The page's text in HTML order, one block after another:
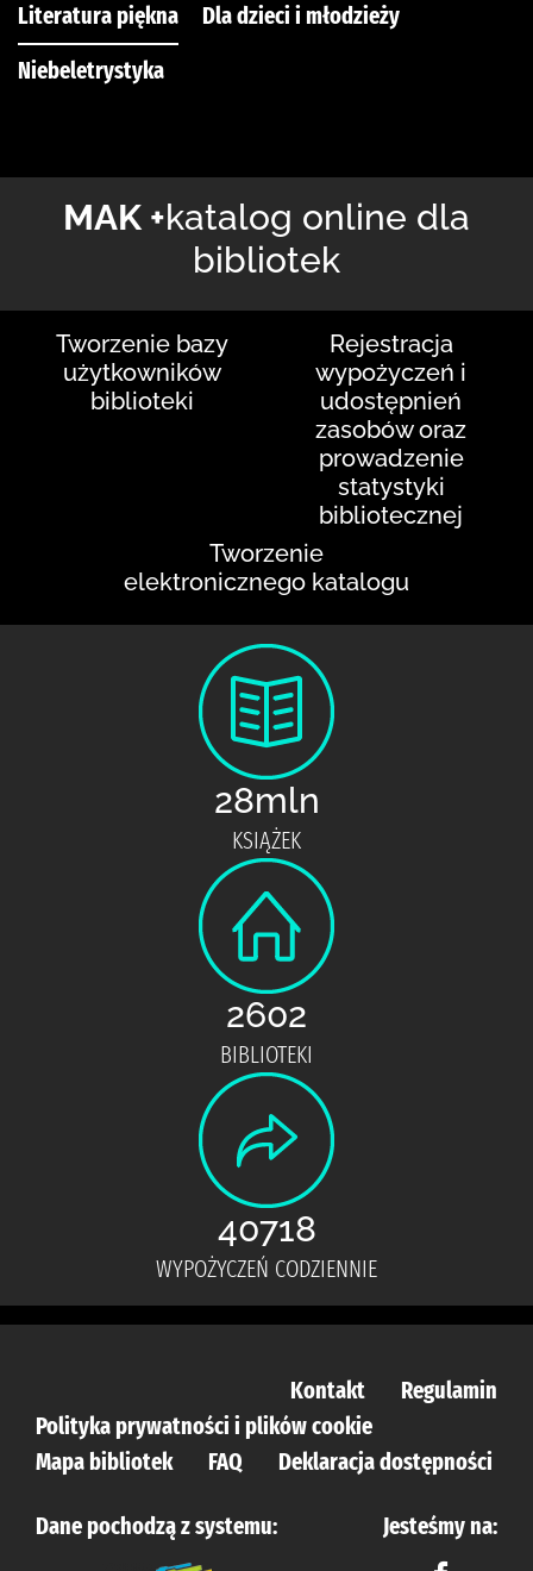
Literatura piękna
Dla dzieci i młodzieży
Niebeletrystyka
MAK +katalog online dla
bibliotek
Tworzenie bazy
użytkowników
biblioteki
Rejestracja
wypożyczeń i
udostępnień
zasobów oraz
prowadzenie
statystyki
bibliotecznej
Tworzenie
elektronicznego katalogu
28mln
KSIĄŻEK
2602
BIBLIOTEKI
40718
WYPOŻYCZEŃ CODZIENNIE
Kontakt
Regulamin
Polityka prywatności i plików cookie
Mapa bibliotek
FAQ Deklaracja dostępności
Dane pochodzą z systemu: Jesteśmy na: